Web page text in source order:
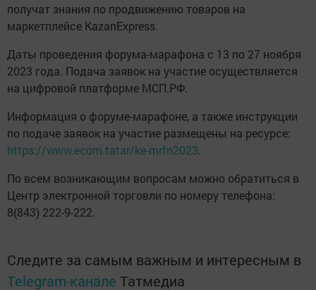
получат знания по продвижению товаров на
маркетплейсе KazanExpress.
Даты проведения форума-марафона с 13 по 27 ноября
2023 года. Подача заявок на участие осуществляется
на цифровой платформе МСП.РФ.
Информация о форуме-марафоне, а также инструкции
по подаче заявок на участие размещены на ресурсе:
https://www.ecom.tatar/ke-mrfn2023.
По всем возникающим вопросам можно обратиться в
Центр электронной торговли по номеру телефона:
8(843) 222-9-222.
Следите за самым важным и интересным в
Telegram-канале Татмедиа